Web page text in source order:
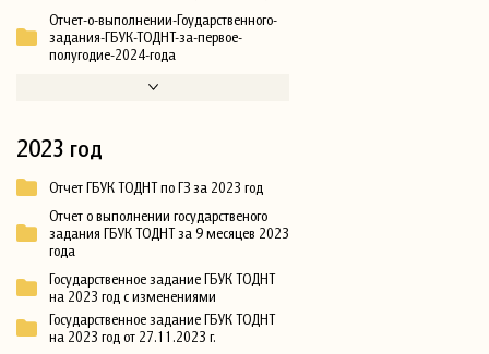
Отчет-о-выполнении-Гоударственного-
задания-ГБУК-ТОДНТ-за-первое-
полугодие-2024-года
2023 год
Отчет ГБУК ТОДНТ по ГЗ за 2023 год
Отчет о выполнении государственого
задания ГБУК ТОДНТ за 9 месяцев 2023
года
Государственное задание ГБУК ТОДНТ
на 2023 год с изменениями
Государственное задание ГБУК ТОДНТ
на 2023 год от 27.11.2023 г.